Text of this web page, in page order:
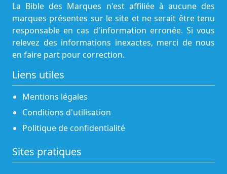
La Bible des Marques n'est affiliée à aucune des
marques présentes sur le site et ne serait être tenu
responsable en cas d'information erronée. Si vous
relevez des informations inexactes, merci de nous
en faire part pour correction.
Liens utiles
Mentions légales
Conditions d'utilisation
Politique de confidentialité
Sites pratiques